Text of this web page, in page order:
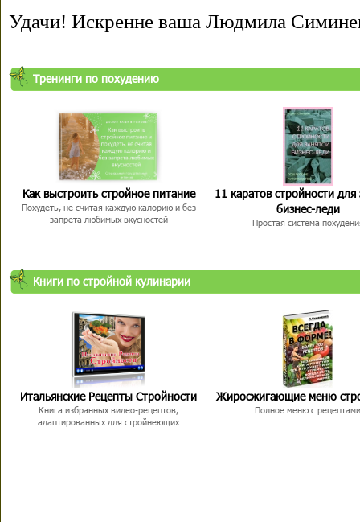
Удачи! Искренне ваша Людмила
Тренинги по похудению
Как выстроить стройное питание
Похудеть, не считая каждую калорию и без
запрета любимых вкусностей
11 каратов стройности для
бизнес-леди
Простая система
Книги по стройной кулинарии
Итальянские Рецепты Стройности
Книга избранных видео-рецептов,
адаптированных для стройнеющих
Жиросжигающие меню
Полное меню с рецептами